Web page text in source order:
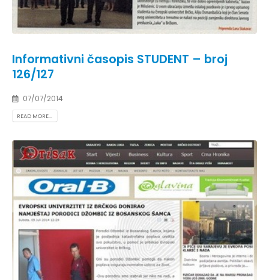
Informativni časopis STUDENT – broj
126/127
07/07/2014
READ MORE...